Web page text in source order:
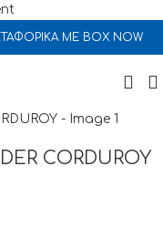
ΜΕ BOX NOW
CORDUROY